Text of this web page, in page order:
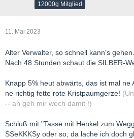
12000g Mitglied
11. Mai 2023
Alter Verwalter, so schnell kann's gehen.
Nach 48 Stunden schaut die SILBER-
Knapp 5% heut abwärts, das ist mal ne
ne richtig fette rote Kristpaumgerze!
-- ah geh mir wech damit !)
Schluß mit "Tasse mit Henkel zum
SSeKKKSy oder so, da lache ich doch